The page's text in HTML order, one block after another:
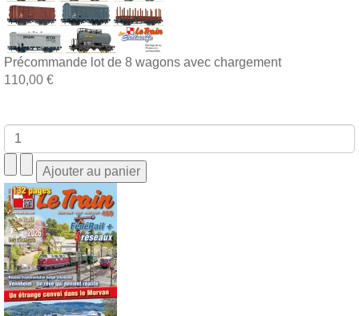
Précommande lot de 8 wagons avec chargement
110,00 €